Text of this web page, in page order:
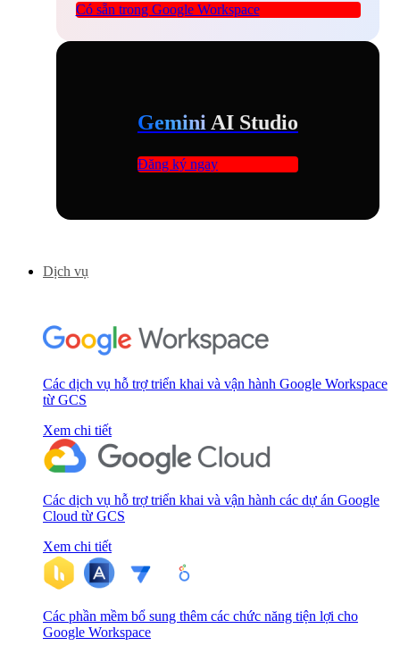
Có sẵn trong Google Workspace
Gemini AI Studio
Đăng ký ngay
Dịch vụ
Các dịch vụ hỗ trợ triển khai và vận hành Google Workspace
từ GCS
Xem chi tiết
Các dịch vụ hỗ trợ triển khai và vận hành các dự án Google
Cloud từ GCS
Xem chi tiết
Các phần mềm bổ sung thêm các chức năng tiện lợi cho
Google Workspace